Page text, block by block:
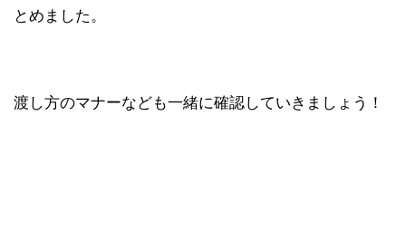
とめました。
渡し方のマナーなども一緒に確認していきましょう！